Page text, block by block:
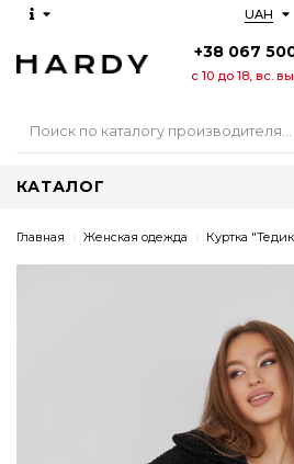
UAH
+38 067
с 10 до 18, вс.
КАТАЛОГ
Главная Женская одежда Куртка